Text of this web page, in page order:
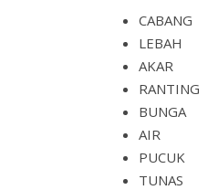
CABANG
LEBAH
AKAR
RANTING
BUNGA
AIR
PUCUK
TUNAS